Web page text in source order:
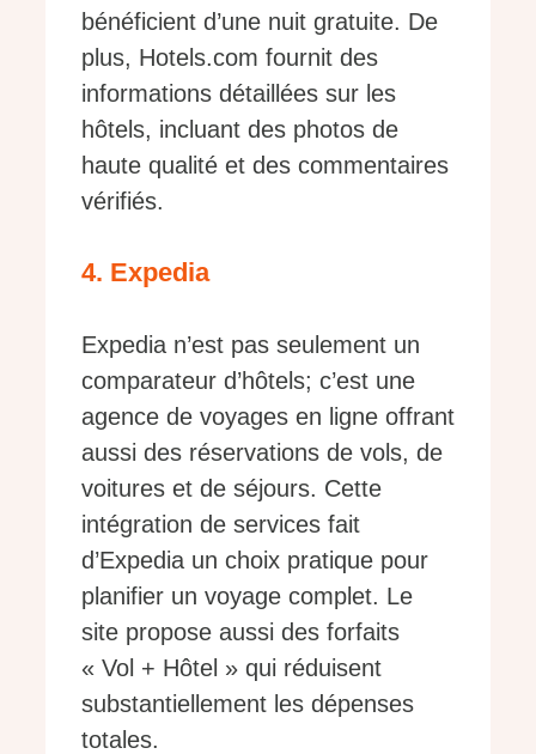
bénéficient d’une nuit gratuite. De
plus, Hotels.com fournit des
informations détaillées sur les
hôtels, incluant des photos de
haute qualité et des commentaires
vérifiés.
4. Expedia
Expedia n’est pas seulement un
comparateur d’hôtels; c’est une
agence de voyages en ligne offrant
aussi des réservations de vols, de
voitures et de séjours. Cette
intégration de services fait
d’Expedia un choix pratique pour
planifier un voyage complet. Le
site propose aussi des forfaits
« Vol + Hôtel » qui réduisent
substantiellement les dépenses
totales.